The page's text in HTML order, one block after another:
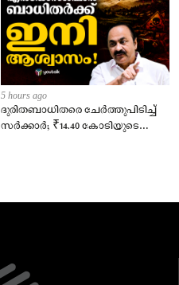
5 hours ago
ദുരിതബാധിതരെ ചേർത്തുപിടിച്ച്
സർക്കാർ; ₹14.40 കോടിയുടെ